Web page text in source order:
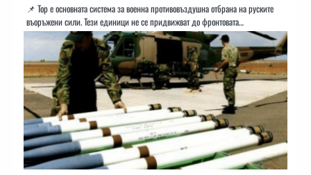
📌 Тор е основната система за военна противовъздушна отбрана на руските
въоръжени сили. Тези единици не се придвижват до фронтовата…